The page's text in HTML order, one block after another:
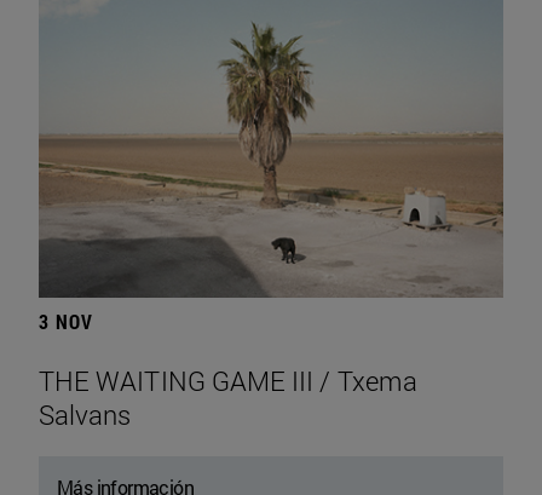
3 NOV
THE WAITING GAME III / Txema
Salvans
Más información